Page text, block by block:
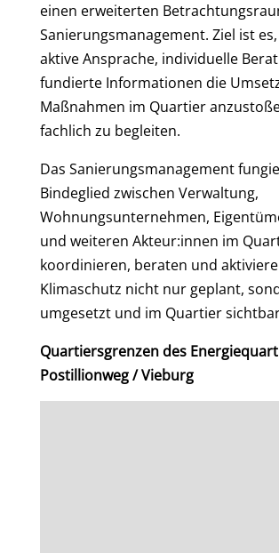
einen erweiterten
Sanierungsmanagement. Ziel ist
aktive Ansprache, individuelle
fundierte Informationen die
Maßnahmen im Quartier
fachlich zu begleiten.
Das Sanierungsmanagement
Bindeglied zwischen Verwaltung,
Wohnungsunternehmen,
und weiteren Akteur:innen im
koordinieren, beraten und
Klimaschutz nicht nur geplant,
umgesetzt und im Quartier
Quartiersgrenzen des
Postillionweg / Vieburg